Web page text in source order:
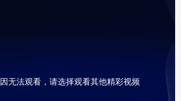
无法观看，请选择观看其他精彩视频